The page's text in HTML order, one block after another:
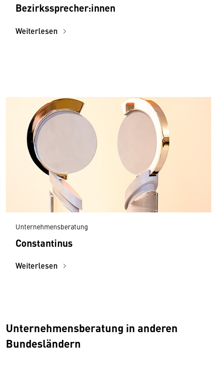
Bezirkssprecher:innen
Weiterlesen
Unternehmensberatung
Constantinus
Weiterlesen
Unternehmensberatung in anderen
Bundesländern